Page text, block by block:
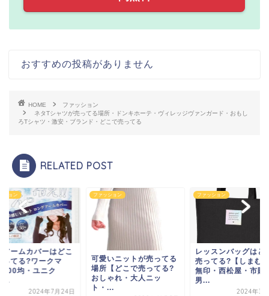
おすすめの投稿がありません
HOME
ファッション
ネタTシャツが売ってる場所・ドンキホーテ・ヴィレッジヴァンガード・おもし
ろTシャツ・激安・ブランド・どこで売ってる
RELATED POST
ファッション
可愛いニットが売ってる
場所【どこで売ってる?
ファッション
レッスンバッグはどこに
売ってる?【しまむら・
無印・西松屋・市販・
男...
ファッション
冷感アームカバ
で売ってる?ワ
ン・100均・ユ
2024